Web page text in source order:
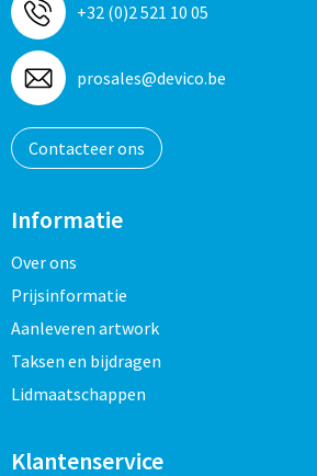
+32 (0)2 521 10 05
prosales@devico.be
Contacteer ons
Informatie
Over ons
Prijsinformatie
Aanleveren artwork
Taksen en bijdragen
Lidmaatschappen
Klantenservice